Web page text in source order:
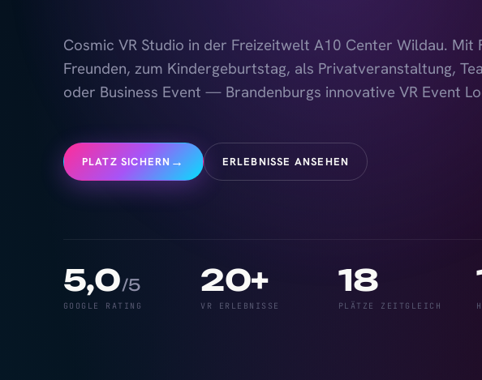
Cosmic VR Studio in der Freizeitwelt A10 Center Wildau. Mit
Freunden, zum Kindergeburtstag, als Privatveranstaltung,
oder Business Event — Brandenburgs innovative VR Event
PLATZ SICHERN → ERLEBNISSE ANSEHEN
5,0/5
GOOGLE RATING
20+
VR ERLEBNISSE
18
PLÄTZE ZEITGLEICH